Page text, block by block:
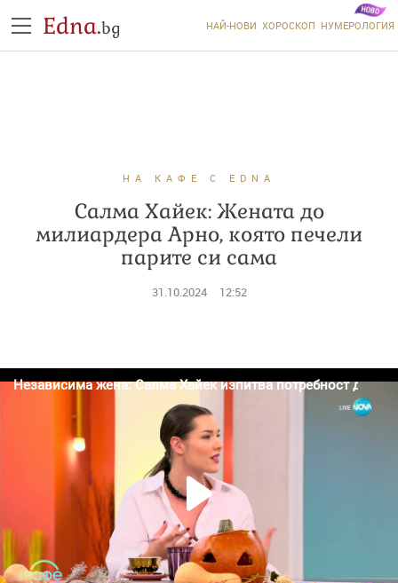
Edna.bg НАЙ-НОВИ ХОРОСКОП НУМЕРОЛОГИЯ
НА КАФЕ С EDNA
Салма Хайек: Жената до
милиардера Арно, която печели
парите си сама
31.10.2024 12:52